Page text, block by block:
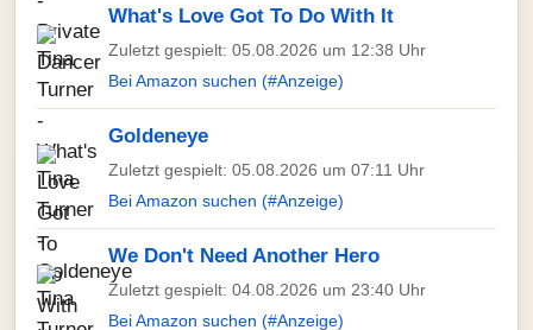
What's Love Got To Do With It
Zuletzt gespielt: 05.08.2026 um 12:38 Uhr
Bei Amazon suchen (#Anzeige)
Goldeneye
Zuletzt gespielt: 05.08.2026 um 07:11 Uhr
Bei Amazon suchen (#Anzeige)
We Don't Need Another Hero
Zuletzt gespielt: 04.08.2026 um 23:40 Uhr
Bei Amazon suchen (#Anzeige)